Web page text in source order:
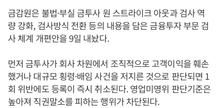
금감원은 불법·부실 금투사 원 스트라이크 아웃과 검사 역
량 강화, 검사방식 전환 등의 내용을 담은 금융투자 부문 검
사 체계 개편안을 9일 내놨다.
먼저 금투사가 회사 차원에서 조직적으로 고객이익을 훼손
했거나 대규모 횡령·배임 사건을 저지른 것으로 판단되면 1
회 위반에도 등록이 즉시 취소된다. 영업미영위 판단기준은
높아져 직권말소를 피하는 행위가 차단된다.